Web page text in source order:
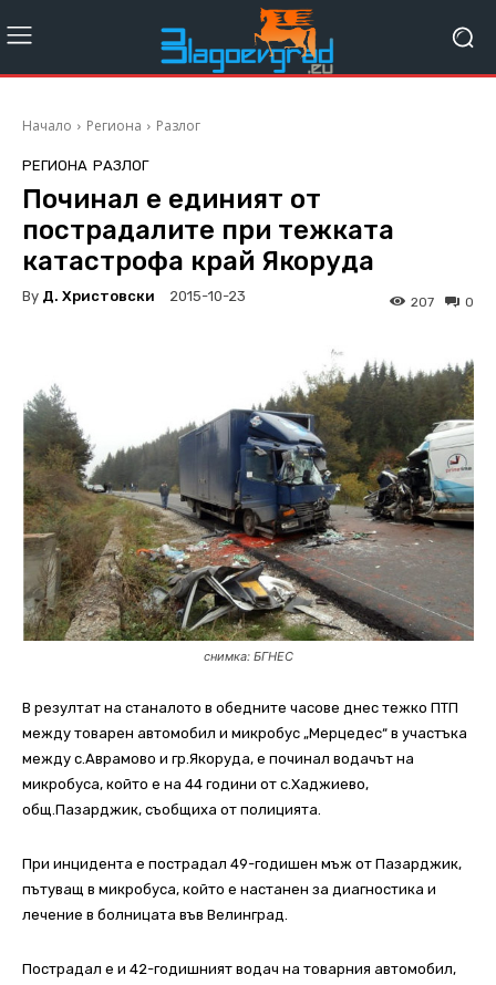
Начало Региона Разлог
РЕГИОНА РАЗЛОГ
Починал е единият от
пострадалите при тежката
катастрофа край Якоруда
By Д. Христовски 2015-10-23 0
207
снимка: БГНЕС
В резултат на станалото в обедните часове днес тежко ПТП
между товарен автомобил и микробус „Мерцедес“ в участъка
между с.Аврамово и гр.Якоруда, е починал водачът на
микробуса, който е на 44 години от с.Хаджиево,
общ.Пазарджик, съобщиха от полицията.
При инцидента е пострадал 49-годишен мъж от Пазарджик,
пътуващ в микробуса, който е настанен за диагностика и
лечение в болницата във Велинград.
Пострадал е и 42-годишният водач на товарния автомобил,